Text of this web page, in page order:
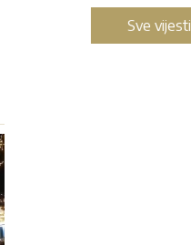
Sve vijesti